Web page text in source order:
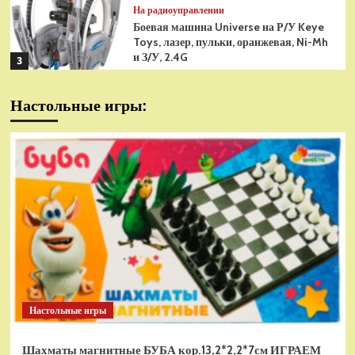
3
На радиоуправлении
Боевая машина Universe на Р/У Keye
Toys, лазер, пульки, оранжевая, Ni-Mh
и З/У, 2.4G
Радиоуправляемая модель
(HN1586)
На радиоуправлении
Р/У танк Taigen 1/16
Panzerkampfwagen III (Германия) HC
(для ИК танкового боя) V3 2.4G RTR,
TG3848-1HC-IR3.0
1
На радиоуправлении
Радиоуправляемый танк Torro
Sturmtiger Panzer 1к16
(TR1111700300)
Настольные игры:
Настольные игры
Шахматы магнитные БУБА кор.13,2*2,2*7см ИГРАЕМ